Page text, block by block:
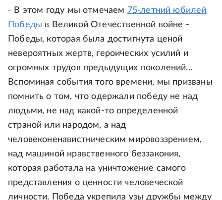
- В этом году мы отмечаем 75-летний юбилей
Победы в Великой Отечественной войне -
Победы, которая была достигнута ценой
невероятных жертв, героических усилий и
огромных трудов предыдущих поколений...
Вспоминая события того времени, мы призваны
помнить о том, что одержали победу не над
людьми, не над какой-то определенной
страной или народом, а над
человеконенавистническим мировоззрением,
над машиной нравственного беззакония,
которая работала на уничтожение самого
представления о ценности человеческой
личности. Победа укрепила узы дружбы между